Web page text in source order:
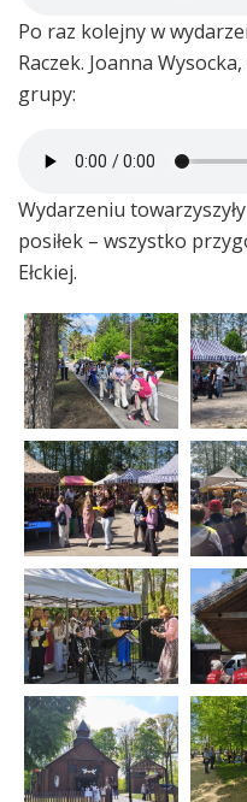
Po raz kolejny w
Raczek. Joanna
grupy:
Wydarzeniu
posiłek – wszystko
Ełckiej.